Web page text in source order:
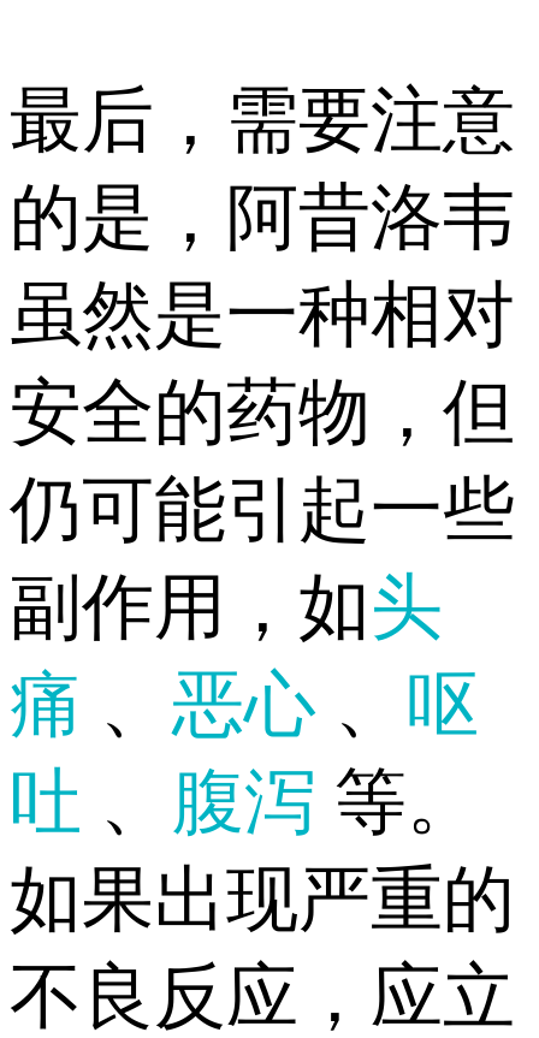
最后，需要注意
的是，阿昔洛韦
虽然是一种相对
安全的药物，但
仍可能引起一些
副作用，如头
痛 、 恶心 、 呕
吐 、 腹泻 等。
如果出现严重的
不良反应，应立